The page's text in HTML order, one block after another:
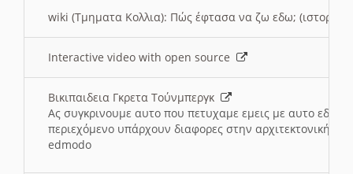
wiki (Τμηματα Κολλια): Πώς έφτασα να ζω εδω; (ιστορια)
Interactive video with open source
Βικιπαιδεια Γκρετα Τούνμπεργκ
Ας συγκρινουμε αυτο που πετυχαμε εμεις με αυτο εδω
περιεχόμενο υπάρχουν διαφορες στην αρχιτεκτονική
edmodo